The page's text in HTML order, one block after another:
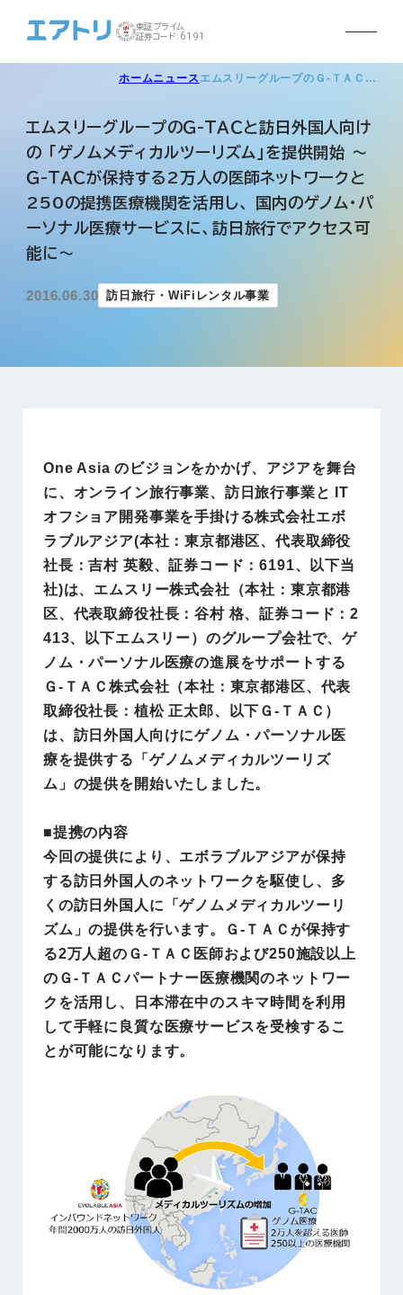
東証プライム
証券コード:6191
ホームニュース エムスリーグループのＧ-ＴＡＣ…
エムスリーグループのＧ-ＴＡＣと訪日外国人向け
の 「ゲノムメディカルツーリズム」を提供開始 ～
Ｇ-ＴＡＣが保持する2万人の医師ネットワークと
250の提携医療機関を活用し、 国内のゲノム・パ
ーソナル医療サービスに、訪日旅行でアクセス可
能に～
2016.06.30 訪日旅行・WiFiレンタル事業
One Asia のビジョンをかかげ、アジアを舞台
に、オンライン旅行事業、訪日旅行事業と IT
オフショア開発事業を手掛ける株式会社エボ
ラブルアジア(本社：東京都港区、代表取締役
社長：吉村 英毅、証券コード：6191、以下当
社)は、エムスリー株式会社（本社：東京都港
区、代表取締役社長：谷村 格、証券コード：2
413、以下エムスリー）のグループ会社で、ゲ
ノム・パーソナル医療の進展をサポートする
Ｇ-ＴＡＣ株式会社（本社：東京都港区、代表
取締役社長：植松 正太郎、以下Ｇ-ＴＡＣ）
は、訪日外国人向けにゲノム・パーソナル医
療を提供する「ゲノムメディカルツーリズ
ム」の提供を開始いたしました。
■提携の内容
今回の提供により、エボラブルアジアが保持
する訪日外国人のネットワークを駆使し、多
くの訪日外国人に「ゲノムメディカルツーリ
ズム」の提供を行います。Ｇ-ＴＡＣが保持す
る2万人超のＧ-ＴＡＣ医師および250施設以上
のＧ-ＴＡＣパートナー医療機関のネットワー
クを活用し、日本滞在中のスキマ時間を利用
して手軽に良質な医療サービスを受検するこ
とが可能になります。